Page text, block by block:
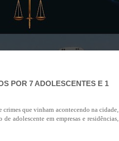
POR 7 ADOLESCENTES E 1
que vinham acontecendo na cidade,
adolescente em empresas e residências,